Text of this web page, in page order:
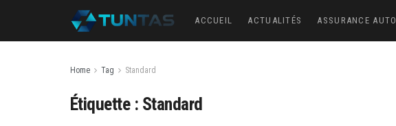
ACCUEIL ACTUALITÉS ASSURANCE AUTO
Home Tag Standard
Étiquette : Standard